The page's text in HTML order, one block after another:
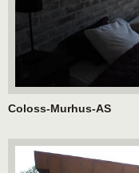
Coloss-Murhus-AS